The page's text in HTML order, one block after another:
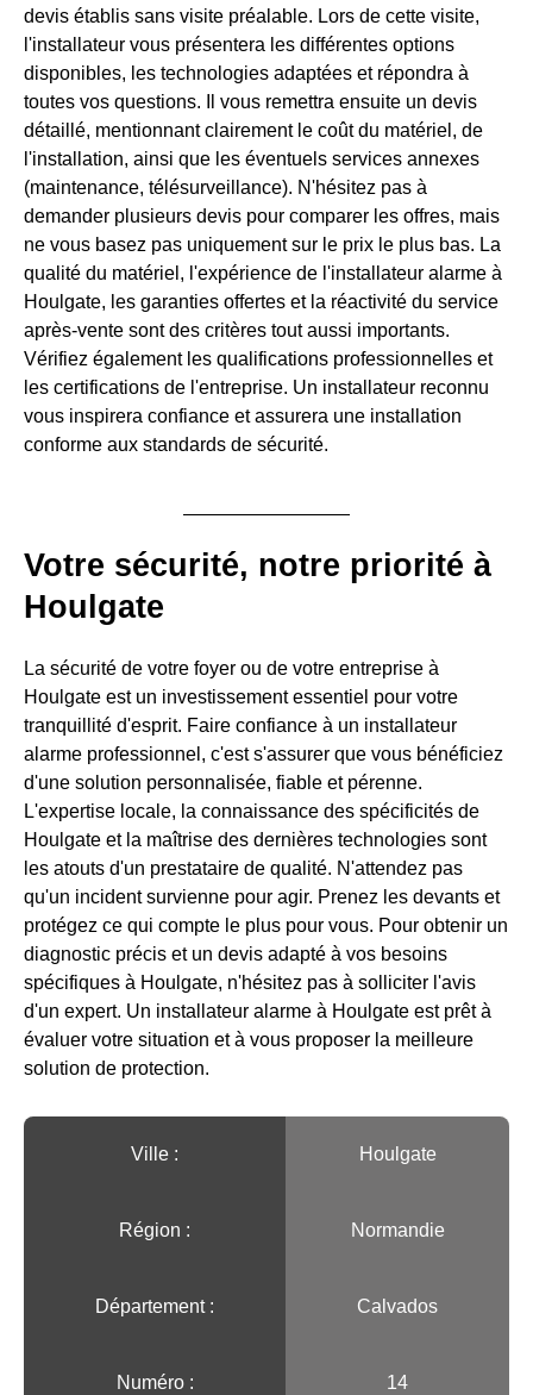
devis établis sans visite préalable. Lors de cette visite,
l'installateur vous présentera les différentes options
disponibles, les technologies adaptées et répondra à
toutes vos questions. Il vous remettra ensuite un devis
détaillé, mentionnant clairement le coût du matériel, de
l'installation, ainsi que les éventuels services annexes
(maintenance, télésurveillance). N'hésitez pas à
demander plusieurs devis pour comparer les offres, mais
ne vous basez pas uniquement sur le prix le plus bas. La
qualité du matériel, l'expérience de l'installateur alarme à
Houlgate, les garanties offertes et la réactivité du service
après-vente sont des critères tout aussi importants.
Vérifiez également les qualifications professionnelles et
les certifications de l'entreprise. Un installateur reconnu
vous inspirera confiance et assurera une installation
conforme aux standards de sécurité.
Votre sécurité, notre priorité à
Houlgate
La sécurité de votre foyer ou de votre entreprise à
Houlgate est un investissement essentiel pour votre
tranquillité d'esprit. Faire confiance à un installateur
alarme professionnel, c'est s'assurer que vous bénéficiez
d'une solution personnalisée, fiable et pérenne.
L'expertise locale, la connaissance des spécificités de
Houlgate et la maîtrise des dernières technologies sont
les atouts d'un prestataire de qualité. N'attendez pas
qu'un incident survienne pour agir. Prenez les devants et
protégez ce qui compte le plus pour vous. Pour obtenir un
diagnostic précis et un devis adapté à vos besoins
spécifiques à Houlgate, n'hésitez pas à solliciter l'avis
d'un expert. Un installateur alarme à Houlgate est prêt à
évaluer votre situation et à vous proposer la meilleure
solution de protection.
Ville :️ Houlgate
Région :️ Normandie
Département : Calvados
Numéro : 14